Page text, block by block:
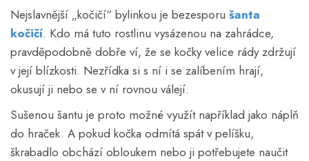
Nejslavnější „kočičí“ bylinkou je bezesporu šanta
kočičí. Kdo má tuto rostlinu vysázenou na zahrádce,
pravděpodobně dobře ví, že se kočky velice rády zdržují
v její blízkosti. Nezřídka si s ní i se zalíbením hrají,
okusují ji nebo se v ní rovnou válejí.
Sušenou šantu je proto možné využít například jako náplň
do hraček. A pokud kočka odmítá spát v pelíšku,
škrabadlo obchází obloukem nebo ji potřebujete naučit